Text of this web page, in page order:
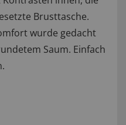
Brusttasche.
wurde gedacht
Saum. Einfach